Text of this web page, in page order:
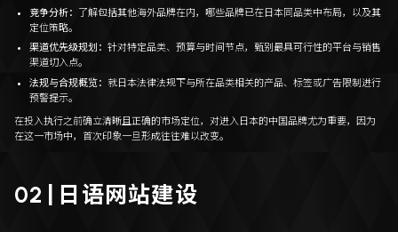
竞争分析：
了解包括其他海外品牌在内，哪些品牌已在日本同品类中布局，以及其
定位策略。
渠道优先级规划： 针对特定品类、预算与时间节点，甄别最具可行性的平台与销售
渠道切入点。
法规与合规概览：
就日本法律法规下与所在品类相关的产品、标签或广告限制进行
预警提示。
在投入执行之前确立清晰且正确的市场定位，对进入日本的中国品牌尤为重要，因为
在这一市场中，首次印象一旦形成往往难以改变。
02 日语网站建设